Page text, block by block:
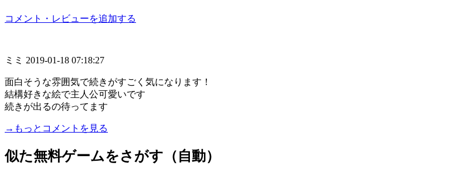
コメント・レビューを追加する
ミミ 2019-01-18 07:18:27
面白そうな雰囲気で続きがすごく気になります！
結構好きな絵で主人公可愛いです
続きが出るの待ってます
→もっとコメントを見る
似た無料ゲームをさがす（自動）